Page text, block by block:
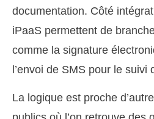
documentation. Côté
iPaaS permettent de
comme la signature
l’envoi de SMS pour le suivi
La logique est proche